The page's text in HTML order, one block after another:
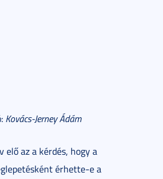
Kovács-Jerney Ádám
az a kérdés, hogy a
érhette-e a